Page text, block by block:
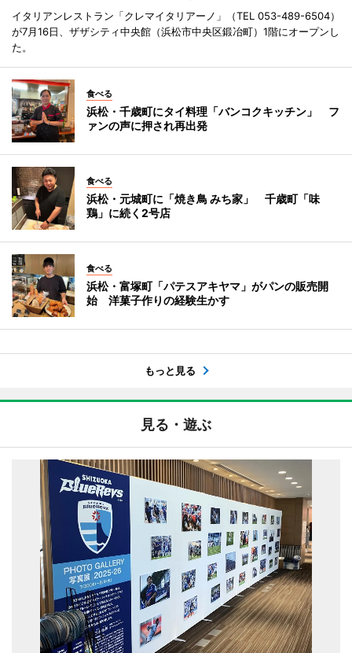
イタリアンレストラン「クレマイタリアーノ」（TEL 053-489-6504）
が7月16日、ザザシティ中央館（浜松市中央区鍛冶町）1階にオープンし
た。
食べる
浜松・千歳町にタイ料理「バンコクキッチン」 フ
ァンの声に押され再出発
食べる
浜松・元城町に「焼き鳥 みち家」 千歳町「味
鶏」に続く2号店
食べる
浜松・富塚町「パテスアキヤマ」がパンの販売開
始 洋菓子作りの経験生かす
もっと見る
見る・遊ぶ